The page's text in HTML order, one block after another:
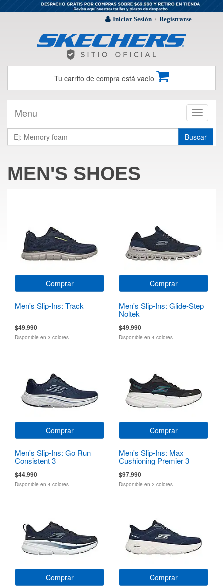
Iniciar Sesión / Registrarse
Tu carrito de compra está vacío
Toggle
Menu
Buscar
MEN'S SHOES
Comprar
Men's Slip-Ins: Track
$49.990
Disponible en 3 colores
Comprar
Men's Slip-Ins: Glide-Step
Noltek
$49.990
Disponible en 4 colores
Comprar
Men's Slip-Ins: Go Run
Consistent 3
$44.990
Disponible en 4 colores
Comprar
Men's Slip-Ins: Max
Cushioning Premier 3
$97.990
Disponible en 2 colores
Comprar Comprar